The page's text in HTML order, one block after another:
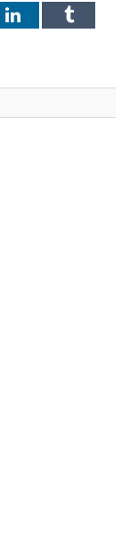
LinkedInTumblr